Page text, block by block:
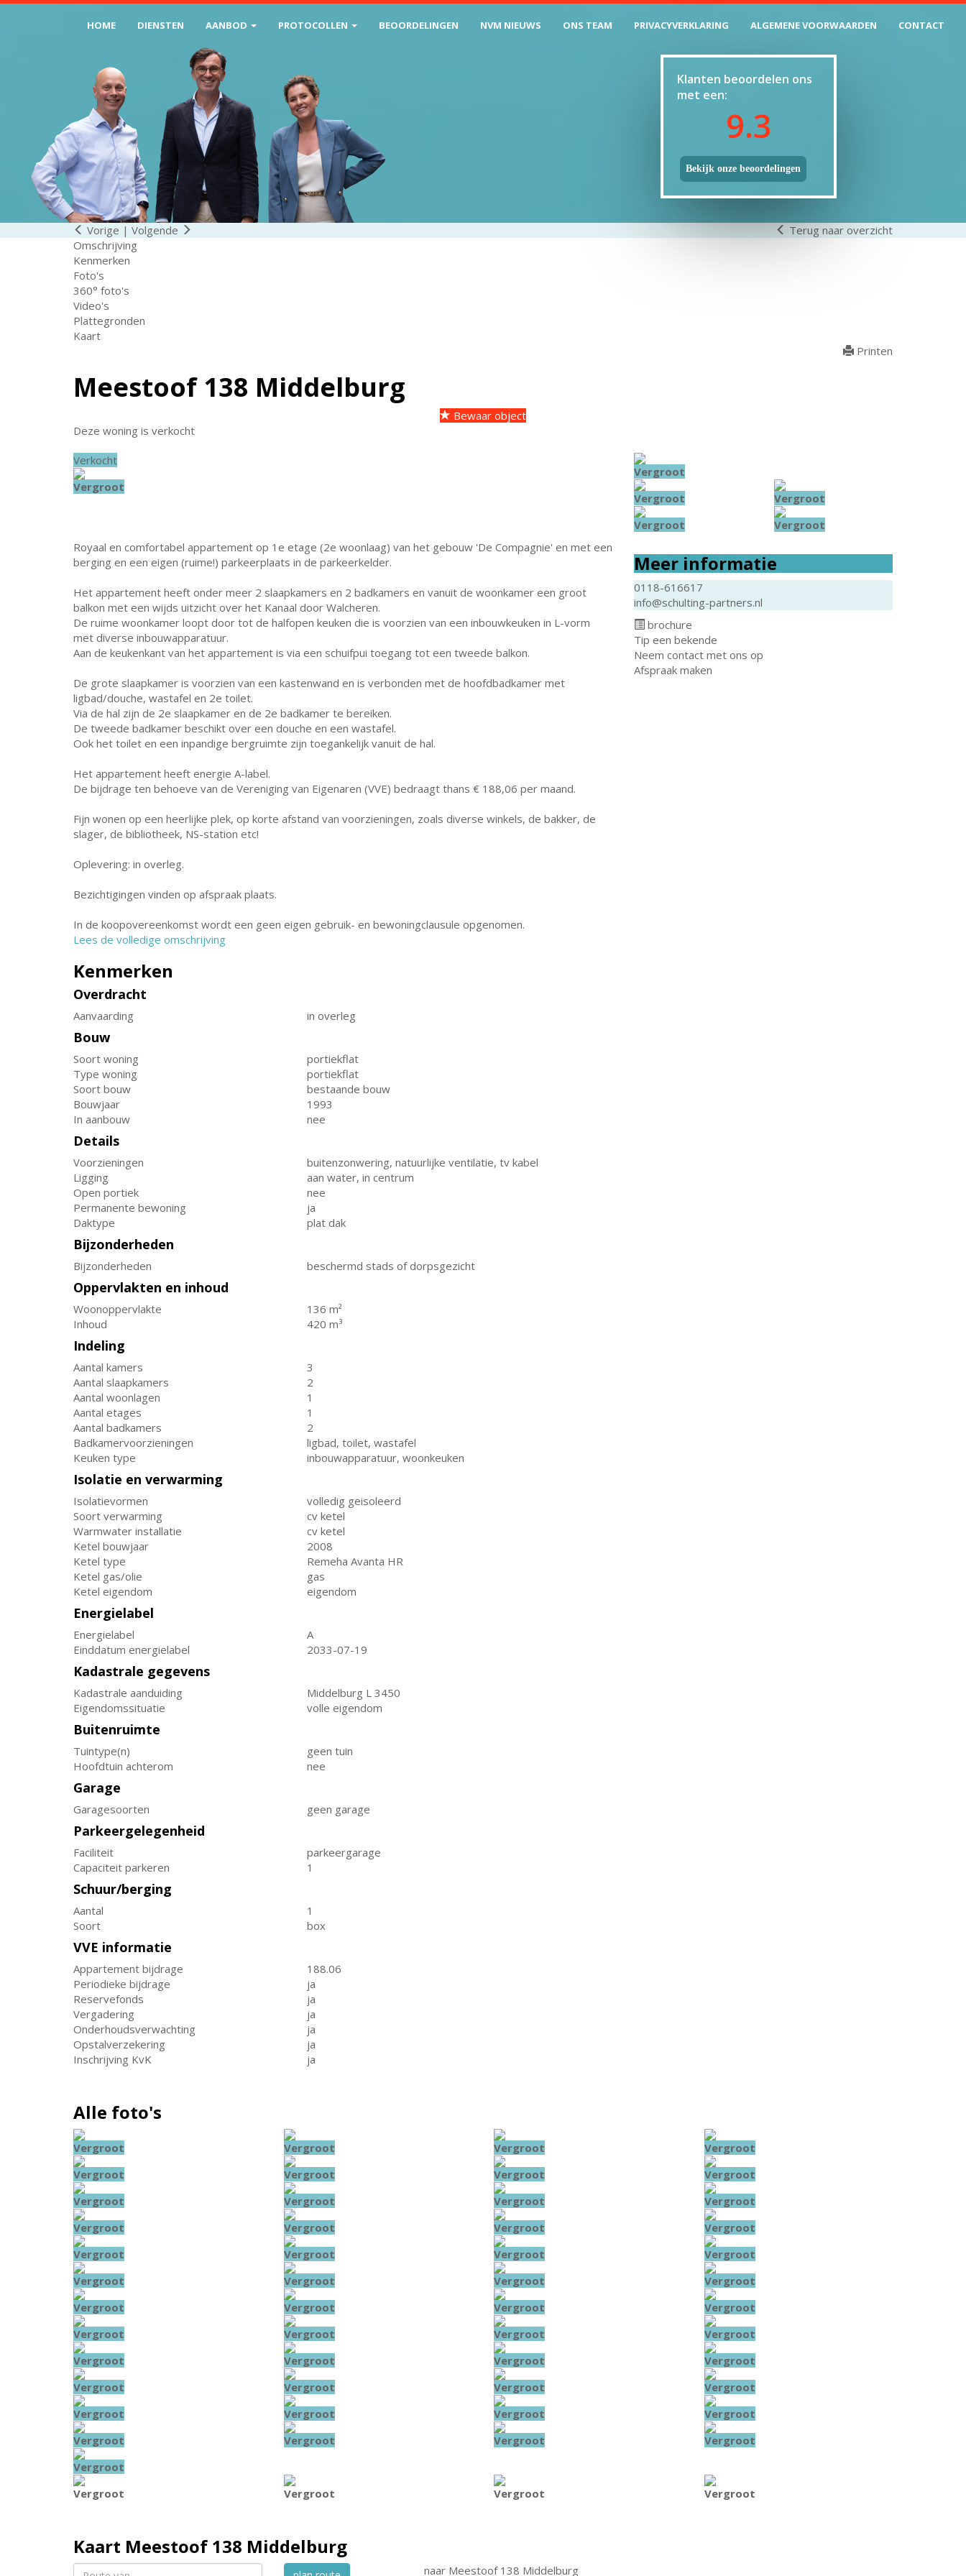
Klanten beoordelen ons
met een:
9.3
Bekijk onze beoordelingen
HOME DIENSTEN AANBOD PROTOCOLLEN BEOORDELINGEN NVM NIEUWS ONS TEAM PRIVACYVERKLARING ALGEMENE VOORWAARDEN CONTACT
Vorige | Volgende
Terug naar overzicht
Omschrijving
Kenmerken
Foto's
360° foto's
Video's
Plattegronden
Kaart
Printen
Meestoof 138 Middelburg
Bewaar object
Deze woning is verkocht
Verkocht
Vergroot
Vergroot
Vergroot
Vergroot
Vergroot
Vergroot
Royaal en comfortabel appartement op 1e etage (2e woonlaag) van het gebouw 'De Compagnie' en met een
berging en een eigen (ruime!) parkeerplaats in de parkeerkelder.
Het appartement heeft onder meer 2 slaapkamers en 2 badkamers en vanuit de woonkamer een groot
balkon met een wijds uitzicht over het Kanaal door Walcheren.
De ruime woonkamer loopt door tot de halfopen keuken die is voorzien van een inbouwkeuken in L-vorm
met diverse inbouwapparatuur.
Aan de keukenkant van het appartement is via een schuifpui toegang tot een tweede balkon.
De grote slaapkamer is voorzien van een kastenwand en is verbonden met de hoofdbadkamer met
ligbad/douche, wastafel en 2e toilet.
Via de hal zijn de 2e slaapkamer en de 2e badkamer te bereiken.
De tweede badkamer beschikt over een douche en een wastafel.
Ook het toilet en een inpandige bergruimte zijn toegankelijk vanuit de hal.
Het appartement heeft energie A-label.
De bijdrage ten behoeve van de Vereniging van Eigenaren (VVE) bedraagt thans € 188,06 per maand.
Fijn wonen op een heerlijke plek, op korte afstand van voorzieningen, zoals diverse winkels, de bakker, de
slager, de bibliotheek, NS-station etc!
Oplevering: in overleg.
Bezichtigingen vinden op afspraak plaats.
In de koopovereenkomst wordt een geen eigen gebruik- en bewoningclausule opgenomen.
Lees de volledige omschrijving
Kenmerken
Overdracht
Aanvaarding in overleg
Bouw
Soort woning
portiekflat
Type woning
portiekflat
Soort bouw
bestaande bouw
Bouwjaar
1993
In aanbouw
nee
Details
Voorzieningen
buitenzonwering, natuurlijke ventilatie, tv kabel
Ligging
aan water, in centrum
Open portiek
nee
Permanente bewoning
ja
Daktype
plat dak
Bijzonderheden
Bijzonderheden beschermd stads of dorpsgezicht
Oppervlakten en inhoud
Woonoppervlakte
136 m²
Inhoud
420 m³
Indeling
Aantal kamers
3
Aantal slaapkamers
2
Aantal woonlagen
1
Aantal etages
1
Aantal badkamers
2
Badkamervoorzieningen
ligbad, toilet, wastafel
Keuken type
inbouwapparatuur, woonkeuken
Isolatie en verwarming
Isolatievormen
volledig geisoleerd
Soort verwarming
cv ketel
Warmwater installatie
cv ketel
Ketel bouwjaar
2008
Ketel type
Remeha Avanta HR
Ketel gas/olie
gas
Ketel eigendom
eigendom
Energielabel
Energielabel
A
Einddatum energielabel
2033-07-19
Kadastrale gegevens
Kadastrale aanduiding
Middelburg L 3450
Eigendomssituatie
volle eigendom
Buitenruimte
Tuintype(n)
geen tuin
Hoofdtuin achterom
nee
Garage
Garagesoorten geen garage
Parkeergelegenheid
Faciliteit
parkeergarage
Capaciteit parkeren
1
Schuur/berging
Aantal
1
Soort
box
VVE informatie
Appartement bijdrage
188.06
Periodieke bijdrage
ja
Reservefonds
ja
Vergadering
ja
Onderhoudsverwachting
ja
Opstalverzekering
ja
Inschrijving KvK
ja
Meer informatie
0118-616617
info@schulting-partners.nl
brochure
Tip een bekende
Neem contact met ons op
Afspraak maken
Alle foto's
Vergroot Vergroot Vergroot
Vergroot
Vergroot
Vergroot Vergroot
Vergroot
Vergroot
Vergroot Vergroot
Vergroot
Vergroot
Vergroot Vergroot
Vergroot
Vergroot
Vergroot Vergroot
Vergroot
Vergroot
Vergroot Vergroot
Vergroot
Vergroot
Vergroot Vergroot
Vergroot
Vergroot
Vergroot Vergroot
Vergroot
Vergroot
Vergroot Vergroot
Vergroot
Vergroot
Vergroot Vergroot
Vergroot
Vergroot
Vergroot Vergroot
Vergroot
Vergroot
Vergroot Vergroot
Vergroot
Vergroot
Vergroot
Vergroot Vergroot Vergroot
Kaart Meestoof 138 Middelburg
naar Meestoof 138 Middelburg